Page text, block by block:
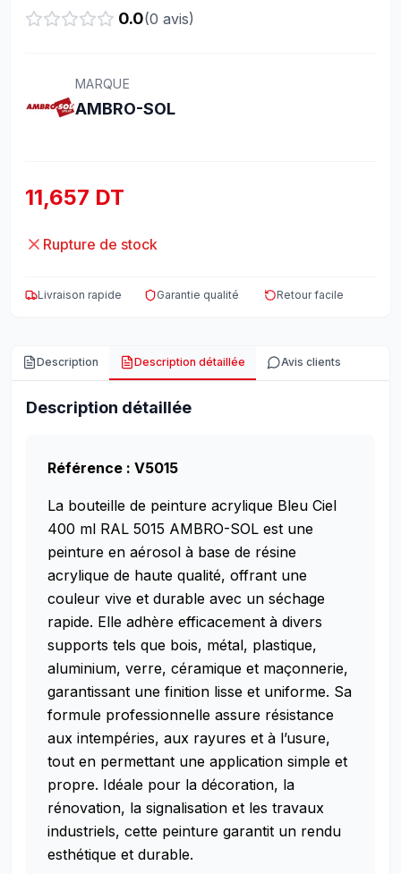
0.0(0 avis)
MARQUE
AMBRO-SOL
11,657 DT
Rupture de stock
Livraison rapide Garantie qualité Retour facile
Description Description détaillée Avis clients
Description détaillée
Référence : V5015
La bouteille de peinture acrylique Bleu Ciel
400 ml RAL 5015 AMBRO-SOL est une
peinture en aérosol à base de résine
acrylique de haute qualité, offrant une
couleur vive et durable avec un séchage
rapide. Elle adhère efficacement à divers
supports tels que bois, métal, plastique,
aluminium, verre, céramique et maçonnerie,
garantissant une finition lisse et uniforme. Sa
formule professionnelle assure résistance
aux intempéries, aux rayures et à l’usure,
tout en permettant une application simple et
propre. Idéale pour la décoration, la
rénovation, la signalisation et les travaux
industriels, cette peinture garantit un rendu
esthétique et durable.